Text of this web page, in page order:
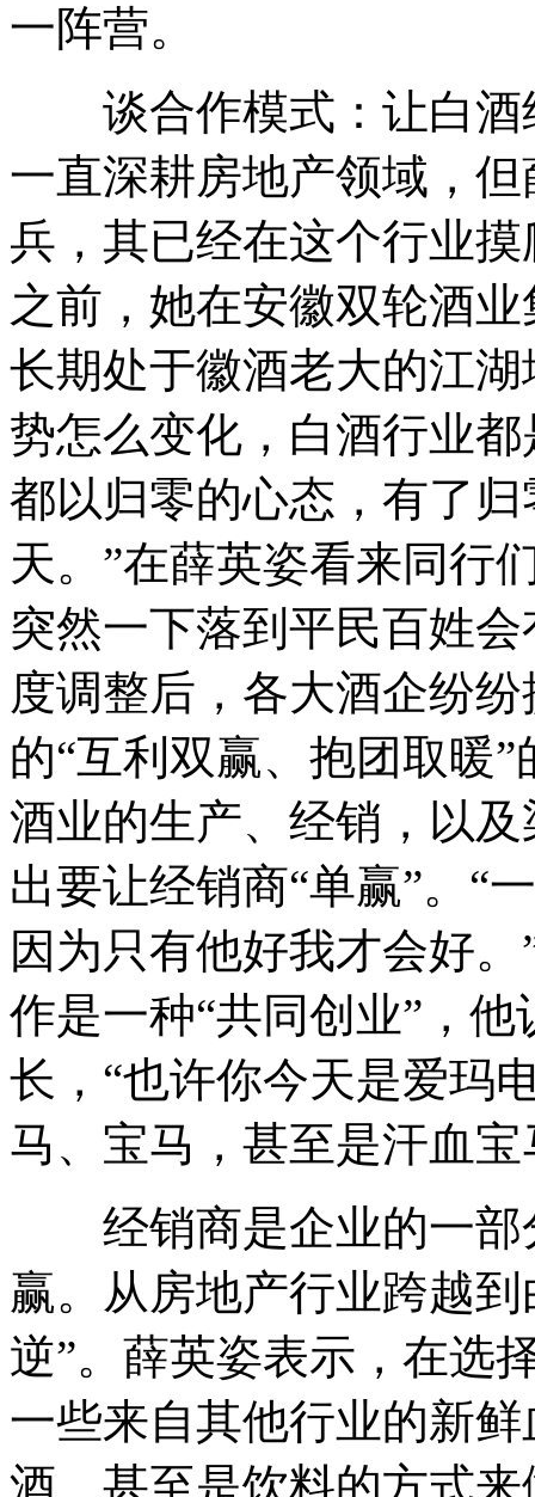
一阵营。
谈合作模式：让白酒
一直深耕房地产领域，
兵，其已经在这个行业
之前，她在安徽双轮酒
长期处于徽酒老大的江
势怎么变化，白酒行业
都以归零的心态，有了
天。”在薛英姿看来同行
突然一下落到平民百姓
度调整后，各大酒企纷
的“互利双赢、抱团取暖
酒业的生产、经销，以
出要让经销商“单赢”。“
因为只有他好我才会好
作是一种“共同创业”，
长，“也许你今天是爱玛
马、宝马，甚至是汗血宝
经销商是企业的一部
赢。从房地产行业跨越
逆”。薛英姿表示，在选
一些来自其他行业的新
酒、甚至是饮料的方式